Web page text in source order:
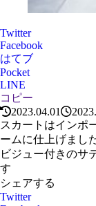
Twitter
Facebook
はてブ
Pocket
LINE
コピー
2023.04.01
スカートはインポ
ームに仕上げまし
ビジュー付きのサ
す
シェアする
Twitter